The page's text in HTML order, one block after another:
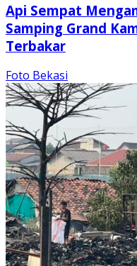
Api Sempat
Samping Grand
Terbakar
Foto Bekasi